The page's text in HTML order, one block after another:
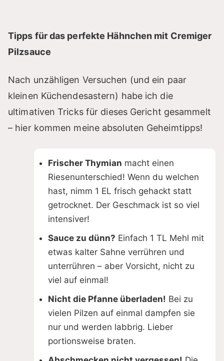
Tipps für das perfekte Hähnchen mit Cremiger
Pilzsauce
Nach unzähligen Versuchen (und ein paar
kleinen Küchendesastern) habe ich die
ultimativen Tricks für dieses Gericht gesammelt
– hier kommen meine absoluten Geheimtipps!
Frischer Thymian macht einen
Riesenunterschied! Wenn du welchen
hast, nimm 1 EL frisch gehackt statt
getrocknet. Der Geschmack ist so viel
intensiver!
Sauce zu dünn? Einfach 1 TL Mehl mit
etwas kalter Sahne verrühren und
unterrühren – aber Vorsicht, nicht zu
viel auf einmal!
Nicht die Pfanne überladen! Bei zu
vielen Pilzen auf einmal dampfen sie
nur und werden labbrig. Lieber
portionsweise braten.